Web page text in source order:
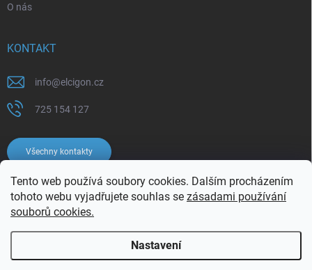
Tento web používá soubory cookies. Dalším procházením
tohoto webu vyjadřujete souhlas se zásadami používání
souborů cookies.
Nastavení
O nás
KONTAKT
info@elcigon.cz
725 154 127
Všechny kontakty
Copyright 2026Elcigon.cz. Všechna práva vyhrazena.Upravit nastavení